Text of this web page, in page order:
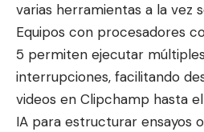
varias herramientas a la vez
Equipos con procesadores
5 permiten ejecutar
interrupciones, facilitando
videos en Clipchamp hasta
IA para estructurar ensayos